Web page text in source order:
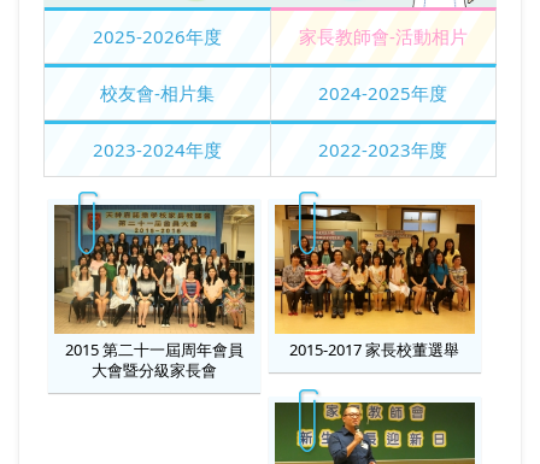
2025-2026年度 家長教師會-活動相片
校友會-相片集 2024-2025年度
2023-2024年度 2022-2023年度
2015 第二十一屆周年會員
大會暨分級家長會
2015-2017 家長校董選舉